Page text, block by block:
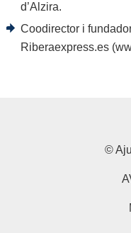
d’Alzira.
Coodirector i
Riberaexpress.es
©